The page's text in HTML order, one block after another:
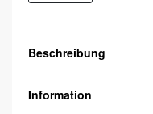
Beschreibung
Information